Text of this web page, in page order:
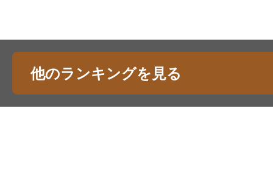
他のランキングを見る